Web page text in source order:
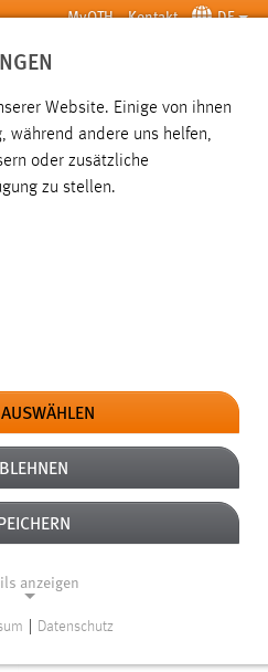
MyOTH Kontakt DE
SUCHE
Website. Einige von ihnen
während andere uns helfen,
oder zusätzliche
zu stellen.
anzeigen
Datenschutz